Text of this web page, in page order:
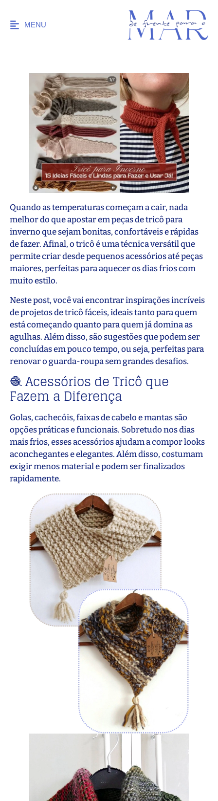
MENU
Quando as temperaturas começam a cair, nada
melhor do que apostar em peças de tricô para
inverno que sejam bonitas, confortáveis e rápidas
de fazer. Afinal, o tricô é uma técnica versátil que
permite criar desde pequenos acessórios até peças
maiores, perfeitas para aquecer os dias frios com
muito estilo.
Neste post, você vai encontrar inspirações incríveis
de projetos de tricô fáceis, ideais tanto para quem
está começando quanto para quem já domina as
agulhas. Além disso, são sugestões que podem ser
concluídas em pouco tempo, ou seja, perfeitas para
renovar o guarda-roupa sem grandes desafios.
🧶 Acessórios de Tricô que
Fazem a Diferença
Golas, cachecóis, faixas de cabelo e mantas são
opções práticas e funcionais. Sobretudo nos dias
mais frios, esses acessórios ajudam a compor looks
aconchegantes e elegantes. Além disso, costumam
exigir menos material e podem ser finalizados
rapidamente.